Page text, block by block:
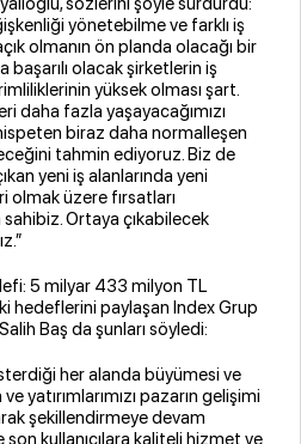
yönetebilme ve farklı iş
olmanın ön planda olacağı bir
başarılı olacak şirketlerin iş
yüksek olması şart.
daha fazla yaşayacağımızı
nispeten biraz daha normalleşen
tahmin ediyoruz. Biz de
yeni iş alanlarında yeni
olmak üzere fırsatları
Ortaya çıkabilecek
5 milyar 433 milyon TL
hedeflerini paylaşan Index Grup
Baş da şunları söyledi:
her alanda büyümesi ve
ve yatırımlarımızı pazarın gelişimi
şekillendirmeye devam
son kullanıcılara kaliteli hizmet ve